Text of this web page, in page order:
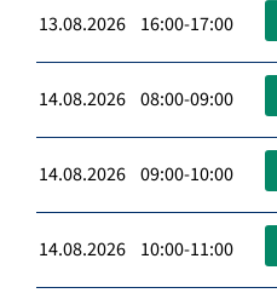
13.08.2026 16:00-17:00
14.08.2026 08:00-09:00
14.08.2026 09:00-10:00
14.08.2026 10:00-11:00